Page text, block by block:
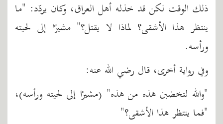
ذلك الوقت لكن قد خذله أهل العراق، وكان يردّد: "ما
ينتظر هذا الأشقى؟ لماذا لا يقتل؟" مشيرًا إلى لحيته
ورأسه.
وفي رواية أخرى، قال رضي الله عنه:
"والله لتخضبن هذه من هذه" (مشيرًا إلى لحيته ورأسه)،
"فما ينتظر هذا الأشقى؟"